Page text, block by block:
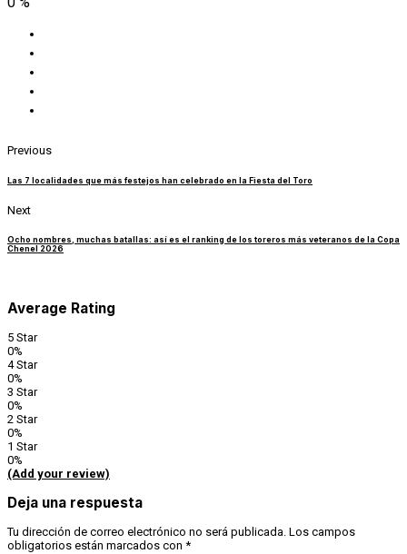
Previous
Las 7 localidades que más festejos han celebrado en la Fiesta del Toro
Next
Ocho nombres, muchas batallas: así es el ranking de los toreros más veteranos de la Copa
Chenel 2026
Average Rating
5 Star
0%
4 Star
0%
3 Star
0%
2 Star
0%
1 Star
0%
(Add your review)
Deja una respuesta
Tu dirección de correo electrónico no será publicada. Los campos
obligatorios están marcados con *